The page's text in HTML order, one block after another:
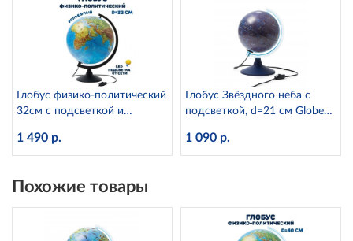
Глобус физико-политический
32см с подсветкой и
К013200223
1 490 р.
Глобус Звёздного неба с
подсветкой, d=21 см Globen
1 090 р.
Похожие товары